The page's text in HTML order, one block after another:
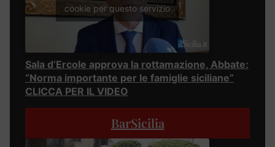
cookie per questo servizio
Sala d’Ercole approva la rottamazione, Abbate:
“Norma importante per le famiglie siciliane”
CLICCA PER IL VIDEO
BarSicilia